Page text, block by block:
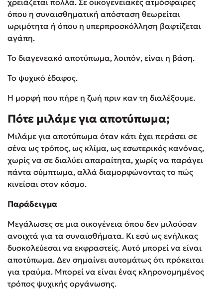
χρειάζεται πολλά. Σε οικογενειακές ατμόσφαιρες
όπου η συναισθηματική απόσταση θεωρείται
ωριμότητα ή όπου η υπερπροσκόλληση βαφτίζεται
αγάπη.
Το διαγενεακό αποτύπωμα, λοιπόν, είναι η βάση.
Το ψυχικό έδαφος.
Η μορφή που πήρε η ζωή πριν καν τη διαλέξουμε.
Πότε μιλάμε για αποτύπωμα;
Μιλάμε για αποτύπωμα όταν κάτι έχει περάσει σε
σένα ως τρόπος, ως κλίμα, ως εσωτερικός κανόνας,
χωρίς να σε διαλύει απαραίτητα, χωρίς να παράγει
πάντα σύμπτωμα, αλλά διαμορφώνοντας το πώς
κινείσαι στον κόσμο.
Παράδειγμα
Μεγάλωσες σε μια οικογένεια όπου δεν μιλούσαν
ανοιχτά για τα συναισθήματα. Κι εσύ ως ενήλικας
δυσκολεύεσαι να εκφραστείς. Αυτό μπορεί να είναι
αποτύπωμα. Δεν σημαίνει αυτομάτως ότι πρόκειται
για τραύμα. Μπορεί να είναι ένας κληρονομημένος
τρόπος ψυχικής οργάνωσης.